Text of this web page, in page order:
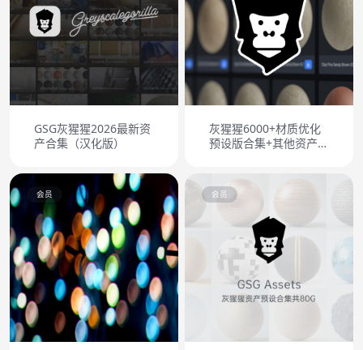
GSG灰猩猩2026最新资
产合集（汉化版）
灰猩猩6000+材质优化
预设版合集+其他资产合
会员 会员